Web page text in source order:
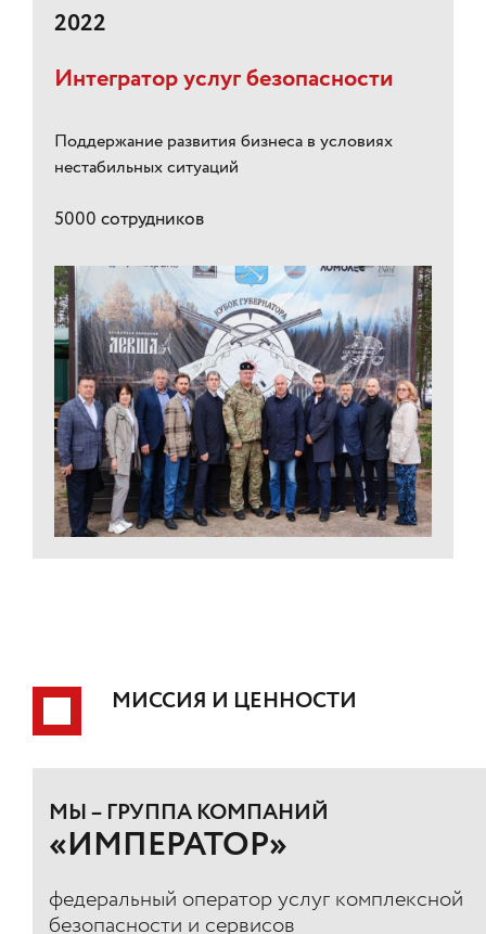
2022
Интегратор услуг безопасности
Поддержание развития бизнеса в условиях
нестабильных ситуаций
5000 сотрудников
МИССИЯ И ЦЕННОСТИ
МЫ – ГРУППА КОМПАНИЙ
«ИМПЕРАТОР»
федеральный оператор услуг комплексной
безопасности и сервисов